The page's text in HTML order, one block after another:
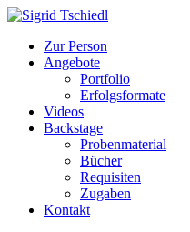
Zur Person
Angebote
Portfolio
Erfolgsformate
Videos
Backstage
Probenmaterial
Bücher
Requisiten
Zugaben
Kontakt